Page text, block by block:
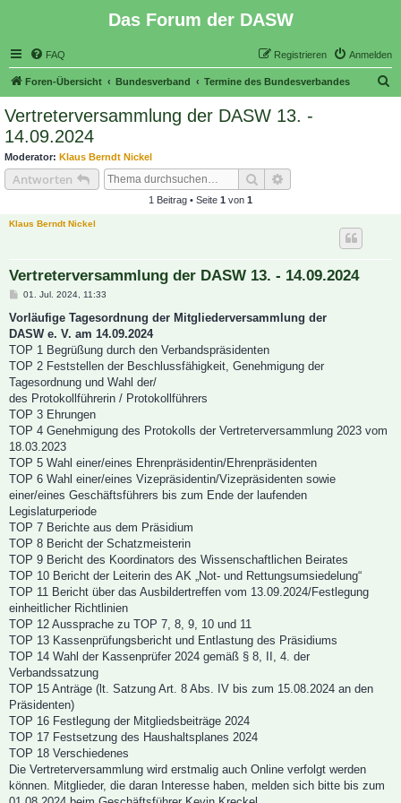
Das Forum der DASW
FAQ Anmelden
Registrieren
Foren-Übersicht Bundesverband Termine des Bundesverbandes
Vertreterversammlung der DASW 13. -
14.09.2024
Moderator: Klaus Berndt Nickel
Antworten Suche
1 Beitrag • Seite 1 von 1
Klaus Berndt Nickel
Vertreterversammlung der DASW 13. - 14.09.2024
B
i
r
a
01. Jul. 2024, 11:33
Vorläufige Tagesordnung der Mitgliederversammlung der
DASW e. V. am 14.09.2024
TOP 1 Begrüßung durch den Verbandspräsidenten
TOP 2 Feststellen der Beschlussfähigkeit, Genehmigung der
Tagesordnung und Wahl der/
des Protokollführerin / Protokollführers
TOP 3 Ehrungen
TOP 4 Genehmigung des Protokolls der Vertreterversammlung 2023 vom
18.03.2023
TOP 5 Wahl einer/eines Ehrenpräsidentin/Ehrenpräsidenten
TOP 6 Wahl einer/eines Vizepräsidentin/Vizepräsidenten sowie
einer/eines Geschäftsführers bis zum Ende der laufenden
Legislaturperiode
TOP 7 Berichte aus dem Präsidium
TOP 8 Bericht der Schatzmeisterin
TOP 9 Bericht des Koordinators des Wissenschaftlichen Beirates
TOP 10 Bericht der Leiterin des AK „Not- und Rettungsumsiedelung“
TOP 11 Bericht über das Ausbildertreffen vom 13.09.2024/Festlegung
einheitlicher Richtlinien
TOP 12 Aussprache zu TOP 7, 8, 9, 10 und 11
TOP 13 Kassenprüfungsbericht und Entlastung des Präsidiums
TOP 14 Wahl der Kassenprüfer 2024 gemäß § 8, II, 4. der
Verbandssatzung
TOP 15 Anträge (lt. Satzung Art. 8 Abs. IV bis zum 15.08.2024 an den
Präsidenten)
TOP 16 Festlegung der Mitgliedsbeiträge 2024
TOP 17 Festsetzung des Haushaltsplanes 2024
TOP 18 Verschiedenes
Die Vertreterversammlung wird erstmalig auch Online verfolgt werden
können. Mitglieder, die daran Interesse haben, melden sich bitte bis zum